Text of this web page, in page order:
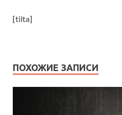
[tilta]
ПОХОЖИЕ ЗАПИСИ